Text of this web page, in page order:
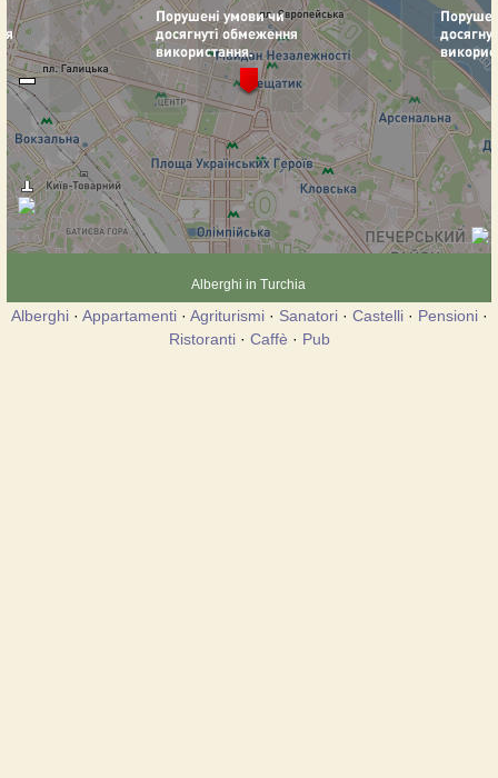
Alberghi in Turchia
Alberghi· Appartamenti· Agriturismi· Sanatori· Castelli· Pensioni·
Ristoranti· Caffè · Pub